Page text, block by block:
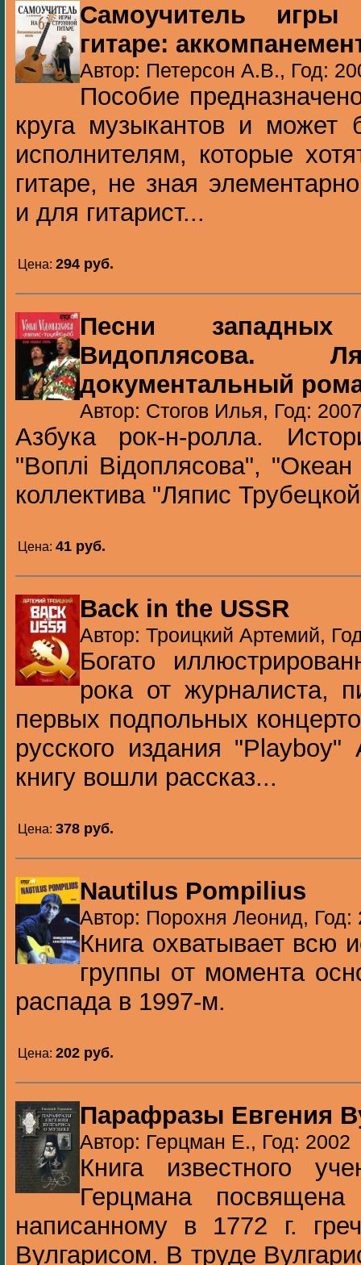
Самоучитель игры
гитаре:
Автор: Петерсон А.В., Год:
Пособие
круга музыкантов и может
исполнителям, которые
гитаре, не зная
и для гитарист...
Цена: 294 pуб.
Песни
Видоплясова.
документальный
Автор: Стогов Илья, Год:
Азбука рок-н-ролла.
"Воплi Вiдоплясова", "Океан
коллектива "Ляпис
Цена: 41 pуб.
Back in the USSR
Автор: Троицкий Артемий,
Богато
рока от журналиста,
первых подпольных
русского издания
книгу вошли рассказ...
Цена: 378 pуб.
Nautilus Pompilius
Автор: Порохня Леонид, Год:
Книга охватывает всю
группы от момента
распада в 1997-м.
Цена: 202 pуб.
Парафразы Евгения
Автор: Герцман Е., Год: 2002
Книга известного
Герцмана
написанному в 1772 г.
Вулгарисом. В труде